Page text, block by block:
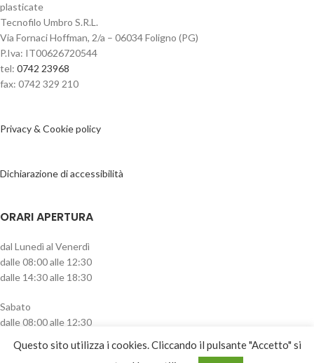
plasticate
Tecnofilo Umbro S.R.L.
Via Fornaci Hoffman, 2/a – 06034 Foligno (PG)
P.Iva: IT00626720544
tel: 0742 23968
fax: 0742 329 210
Privacy & Cookie policy
Dichiarazione di accessibilità
ORARI APERTURA
dal Lunedì al Venerdì
dalle 08:00 alle 12:30
dalle 14:30 alle 18:30
Sabato
dalle 08:00 alle 12:30
Questo sito utilizza i cookies. Cliccando il pulsante "Accetto" si